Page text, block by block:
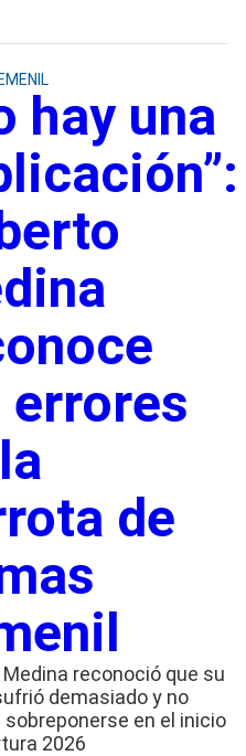
hay una
errores
de
reconoció que su
demasiado y no
sobreponerse en el inicio
2026